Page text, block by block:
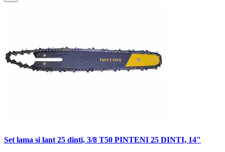
Set lama si lant 25 dinti, 3/8 T50 PINTENI 25 DINTI, 14"